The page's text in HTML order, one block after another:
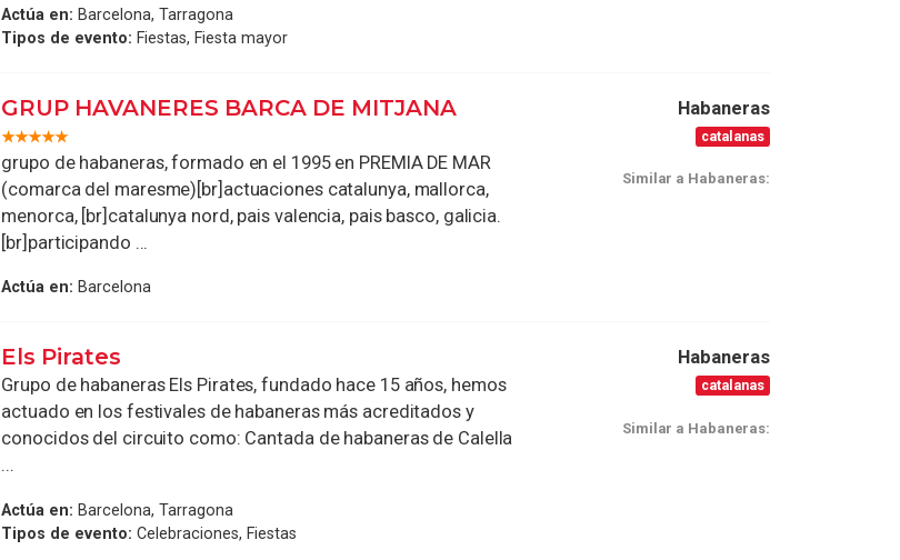
Actúa en: Barcelona, Tarragona
Tipos de evento: Fiestas, Fiesta mayor
GRUP HAVANERES BARCA DE MITJANA
grupo de habaneras, formado en el 1995 en PREMIA DE MAR
(comarca del maresme)[br]actuaciones catalunya, mallorca,
menorca, [br]catalunya nord, pais valencia, pais basco, galicia.
[br]participando ...
Actúa en: Barcelona
Habaneras
catalanas
Similar a Habaneras:
Els Pirates
Grupo de habaneras Els Pirates, fundado hace 15 años, hemos
actuado en los festivales de habaneras más acreditados y
conocidos del circuito como: Cantada de habaneras de Calella
...
Actúa en: Barcelona, Tarragona
Tipos de evento: Celebraciones, Fiestas
Habaneras
catalanas
Similar a Habaneras: